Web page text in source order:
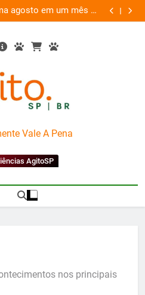
retorna aos palcos com a
Nova Orquestra
Vale A Pena
AgitoSP
nos principais